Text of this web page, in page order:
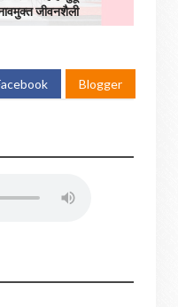
जीवनशैली
Blogger